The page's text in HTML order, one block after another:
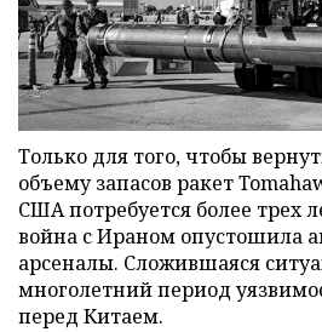
Только для того, чтобы
объему запасов ракет
США потребуется более трех
война с Ираном опустошила
арсеналы. Сложившаяся
многолетний период
перед Китаем.